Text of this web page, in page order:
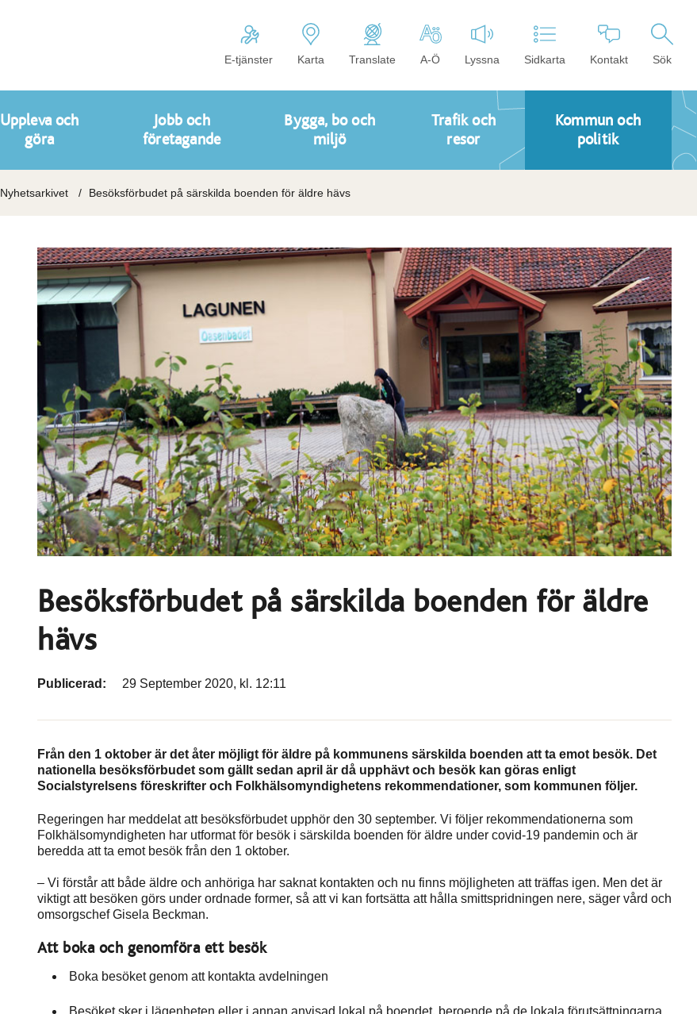
E-tjänster Karta Translate A-Ö Lyssna Sidkarta Kontakt Sök
Uppleva och
göra
Jobb och
företagande
Bygga, bo och
miljö
Trafik och
resor
Kommun och
politik
Nyhetsarkivet Besöksförbudet på särskilda boenden för äldre hävs
Besöksförbudet på särskilda boenden för äldre
hävs
Publicerad: 29 September 2020, kl. 12:11
Från den 1 oktober är det åter möjligt för äldre på kommunens särskilda boenden att ta emot besök. Det
nationella besöksförbudet som gällt sedan april är då upphävt och besök kan göras enligt
Socialstyrelsens föreskrifter och Folkhälsomyndighetens rekommendationer, som kommunen följer.
Regeringen har meddelat att besöksförbudet upphör den 30 september. Vi följer rekommendationerna som
Folkhälsomyndigheten har utformat för besök i särskilda boenden för äldre under covid-19 pandemin och är
beredda att ta emot besök från den 1 oktober.
– Vi förstår att både äldre och anhöriga har saknat kontakten och nu finns möjligheten att träffas igen. Men det är
viktigt att besöken görs under ordnade former, så att vi kan fortsätta att hålla smittspridningen nere, säger vård och
omsorgschef Gisela Beckman.
Att boka och genomföra ett besök
Boka besöket genom att kontakta avdelningen
Besöket sker i lägenheten eller i annan anvisad lokal på boendet, beroende på de lokala förutsättningarna